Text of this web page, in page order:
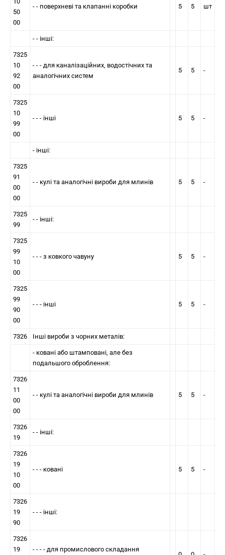
50
00
- - поверхневі та клапанні коробки 5 5 шт
- - iншi:
7325
10
92
00
- - - для каналiзацiйних, водостiчних та
аналогічних систем
5 5 -
7325
10
99
00
- - - iншi 5 5 -
- iншi:
7325
91
00
00
- - кулi та аналогiчнi вироби для млинiв 5 5 -
7325
99
- - iншi:
7325
99
10
00
- - - з ковкого чавуну 5 5 -
7325
99
90
00
- - - iншi 5 5 -
7326 Інші вироби з чорних металів:
- кованi або штампованi, але без
подальшого оброблення:
7326
11
00
00
- - кулi та аналогiчнi вироби для млинiв 5 5 -
7326
19
- - iншi:
7326
19
10
00
- - - кованi 5 5 -
7326
19
90
- - - інші:
7326
19
- - - - для промислового складання